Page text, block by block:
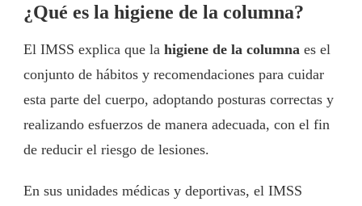
¿Qué es la higiene de la columna?
El IMSS explica que la higiene de la columna es el
conjunto de hábitos y recomendaciones para cuidar
esta parte del cuerpo, adoptando posturas correctas y
realizando esfuerzos de manera adecuada, con el fin
de reducir el riesgo de lesiones.
En sus unidades médicas y deportivas, el IMSS